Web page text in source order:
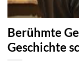
Berühmte
Geschichte